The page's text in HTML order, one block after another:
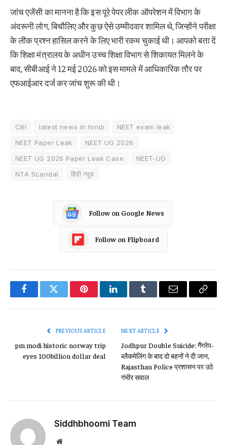
जांच एजेंसी का मानना है कि इस पूरे पेपर लीक ऑपरेशन में विभाग के
अंदरूनी लोग, बिचौलिए और कुछ ऐसे उम्मीदवार शामिल थे, जिन्होंने परीक्षा
के लीक प्रश्न हासिल करने के लिए भारी रकम चुकाई थी। आपको बता दें
कि शिक्षा मंत्रालय के अधीन उच्च शिक्षा विभाग से शिकायत मिलने के
बाद, सीबीआई ने 12 मई 2026 को इस मामले में आधिकारिक तौर पर
एफआईआर दर्ज कर जांच शुरू की थी।
CBI latest news in hindi
NEET exam leak
NEET Paper Leak
NEET UG 2026
NEET UG 2026 Paper Leak Case
NEET-UG
NTA Scandal
हिंदी न्यूज़
Follow on Google News
Follow on Flipboard
FacebookTwitter PinterestLinkedInTumblr Email
Copy
PREVIOUS ARTICLE
pm modi historic norway trip
eyes 100billion dollar deal
NEXT ARTICLE
Jodhpur Double Suicide: गैंगरेप-
ब्लैकमेलिंग के बाद दो बहनों ने दी जान,
Rajasthan Police प्रशासन पर उठे
गंभीर सवाल
Siddhbhoomi Team
Website